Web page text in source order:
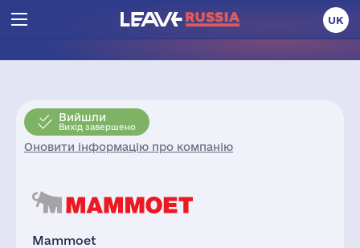
UK
Вийшли
Вихід завершено
Оновити інформацію про компанію
Mammoet